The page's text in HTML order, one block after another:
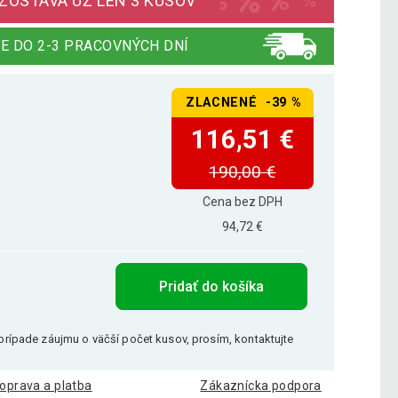
DO 2-3 PRACOVNÝCH DNÍ
ZLACNENÉ -39 %
116,51 €
190,00 €
Cena bez DPH
94,72 €
Pridať do košíka
záujmu o väčší počet kusov, prosím, kontaktujte
a platba Zákaznícka podpora